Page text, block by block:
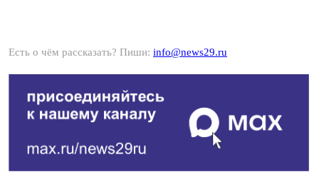
Есть о чём рассказать? Пиши: info@news29.ru